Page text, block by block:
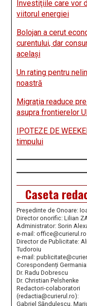
Investiţiile care vor
viitorul energiei
Bolojan a cerut
curentului, dar
acelaşi
Un rating pentru
noastră
Migraţia readuce
asupra frontierelor
IPOTEZE DE
timpului
Caseta
Președinte de Onoare:
Director onorific: Lilian
Administrator: Sorin
e-mail: office@curierul.ro
Director de Publicitate:
Tudoroiu
e-mail:
Corespondenți
Dr. Radu Dobrescu
Dr. Christian Pelshenke
Redactori-colaboratori
(redactia@curierul.ro):
Gabriel Săndulescu,